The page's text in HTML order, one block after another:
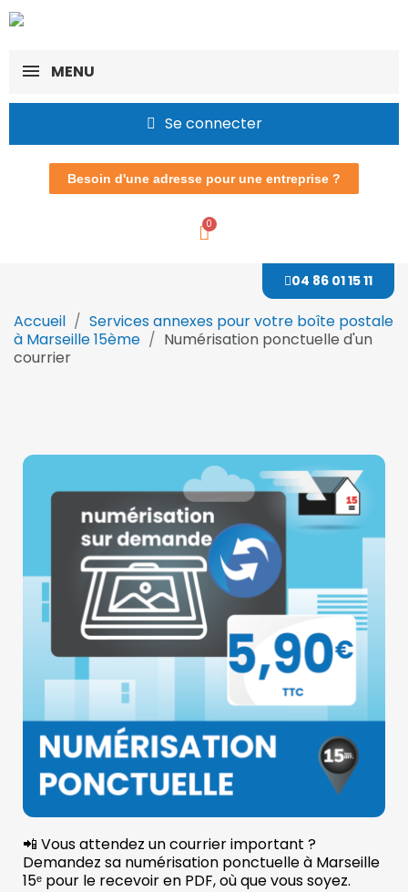
MENU
Se connecter
Besoin d'une adresse pour une entreprise ?
04 86 01 15 11
Accueil
Services annexes pour votre boîte postale
à Marseille 15ème
Numérisation ponctuelle d'un
courrier
📲 Vous attendez un courrier important ?
Demandez sa numérisation ponctuelle à Marseille
15ᵉ pour le recevoir en PDF, où que vous soyez.